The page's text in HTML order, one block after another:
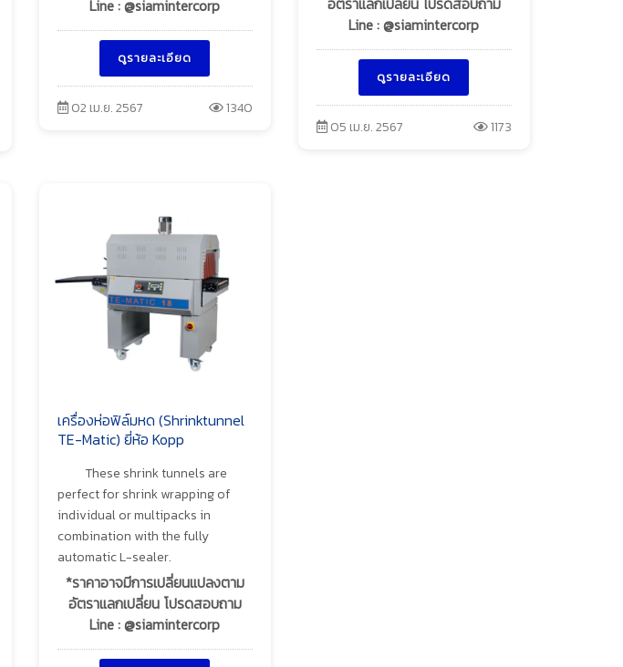
Line : @siamintercorp
ดูรายละเอียด
02 เม.ย. 2567 1340
Line : @siamintercorp
ดูรายละเอียด
05 เม.ย. 2567 1173
เครื่องห่อฟิล์มหด (Shrinktunnel
TE-Matic) ยี่ห้อ Kopp
These shrink tunnels are
perfect for shrink wrapping of
individual or multipacks in
combination with the fully
automatic L-sealer.
*ราคาอาจมีการเปลี่ยนแปลงตาม
อัตราแลกเปลี่ยน โปรดสอบถาม
Line : @siamintercorp